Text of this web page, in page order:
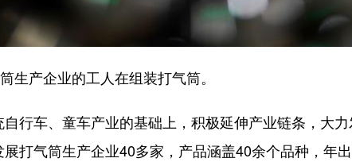
产企业的工人在组装打气筒。
车、童车产业的基础上，积极延伸产业链条，大
打气筒生产企业40多家，产品涵盖40余个品种，年